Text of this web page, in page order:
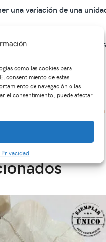
como las cookies para
consentimiento de estas
de navegación o las
el consentimiento, puede afectar
una variación de una
es gratis si la compra